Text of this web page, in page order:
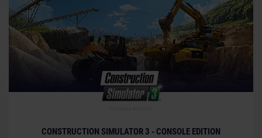
© [Translate to Russian:]
CONSTRUCTION SIMULATOR 3 - CONSOLE EDITION